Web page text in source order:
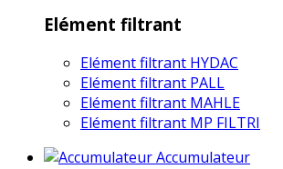
Elément filtrant
Elément filtrant HYDAC
Elément filtrant PALL
Elément filtrant MAHLE
Elément filtrant MP FILTRI
Accumulateur